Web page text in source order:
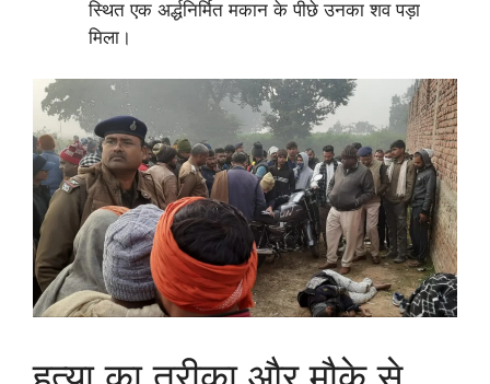
स्थित एक अर्द्धनिर्मित मकान के पीछे उनका शव पड़ा
मिला।